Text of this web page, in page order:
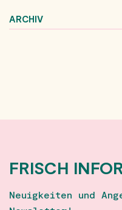
ARCHIV
FRISCH
Neuigkeiten und